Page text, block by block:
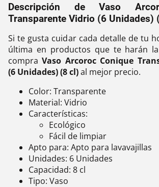
Descripción de Vaso
Transparente Vidrio (6 Unidades)
Si te gusta cuidar cada detalle de tu
última en productos que te harán
compraVaso Arcoroc Conique
(6 Unidades) (8 cl)al mejor precio.
Color: Transparente
Material: Vidrio
Características:
Ecológico
Fácil de limpiar
Apto para: Apto para lavavajillas
Unidades: 6 Unidades
Capacidad: 8 cl
Tipo: Vaso